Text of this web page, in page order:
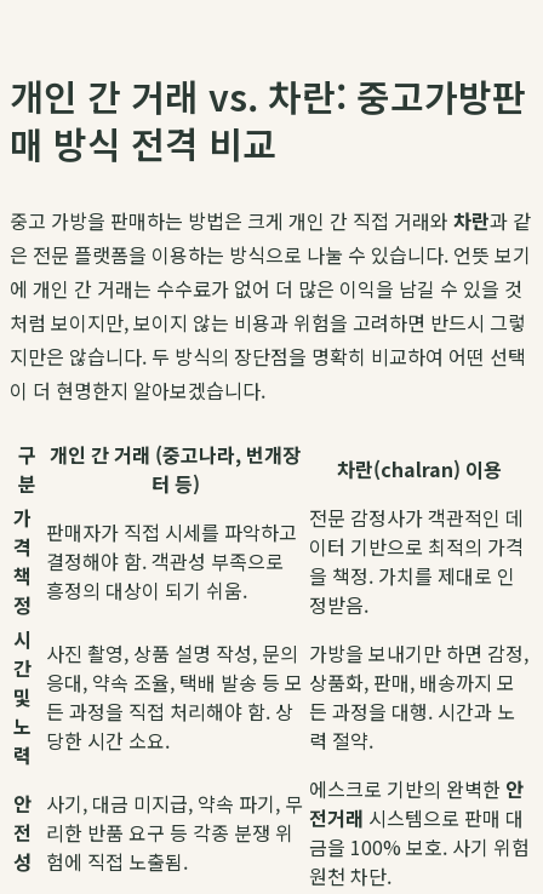
개인 간 거래 vs. 차란: 중고가방판
매 방식 전격 비교
중고 가방을 판매하는 방법은 크게 개인 간 직접 거래와 차란과 같
은 전문 플랫폼을 이용하는 방식으로 나눌 수 있습니다. 언뜻 보기
에 개인 간 거래는 수수료가 없어 더 많은 이익을 남길 수 있을 것
처럼 보이지만, 보이지 않는 비용과 위험을 고려하면 반드시 그렇
지만은 않습니다. 두 방식의 장단점을 명확히 비교하여 어떤 선택
이 더 현명한지 알아보겠습니다.
구
분
개인 간 거래 (중고나라, 번개장
터 등)
차란(chalran) 이용
가
격
책
정
판매자가 직접 시세를 파악하고
결정해야 함. 객관성 부족으로
흥정의 대상이 되기 쉬움.
전문 감정사가 객관적인 데
이터 기반으로 최적의 가격
을 책정. 가치를 제대로 인
정받음.
시
간
및
노
력
사진 촬영, 상품 설명 작성, 문의
응대, 약속 조율, 택배 발송 등 모
든 과정을 직접 처리해야 함. 상
당한 시간 소요.
가방을 보내기만 하면 감정,
상품화, 판매, 배송까지 모
든 과정을 대행. 시간과 노
력 절약.
안
전
성
사기, 대금 미지급, 약속 파기, 무
리한 반품 요구 등 각종 분쟁 위
험에 직접 노출됨.
에스크로 기반의 완벽한 안
전거래 시스템으로 판매 대
금을 100% 보호. 사기 위험
원천 차단.